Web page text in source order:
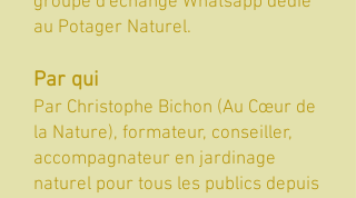
au Potager Naturel.
Par qui
Par Christophe Bichon (Au Cœur de
la Nature), formateur, conseiller,
accompagnateur en jardinage
naturel pour tous les publics depuis